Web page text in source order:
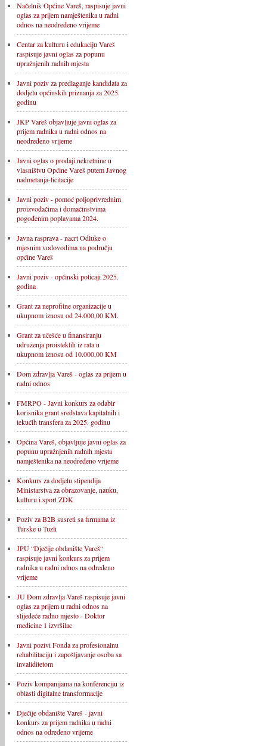
Načelnik Općine Vareš, raspisuje javni
oglas za prijem namještenika u radni
odnos na neodređeno vrijeme
Centar za kulturu i edukaciju Vareš
raspisuje javni oglas za popunu
upražnjenih radnih mjesta
Javni poziv za predlaganje kandidata za
dodjelu općinskih priznanja za 2025.
godinu
JKP Vareš objavljuje javni oglas za
prijem radnika u radni odnos na
neodređeno vrijeme
Javni oglas o prodaji nekretnine u
vlasništvu Općine Vareš putem Javnog
nadmetanja-licitacije
Javni poziv - pomoć poljoprivrednim
proizvođačima i domaćinstvima
pogođenim poplavama 2024.
Javna rasprava - nacrt Odluke o
mjesnim vodovodima na području
općine Vareš
Javni poziv - općinski poticaji 2025.
godina
Grant za neprofitne organizacije u
ukupnom iznosu od 24.000,00 KM.
Grant za učešće u finansiranju
udruženja proisteklih iz rata u
ukupnom iznosu od 10.000,00 KM
Dom zdravlja Vareš - oglas za prijem u
radni odnos
FMRPO - Javni konkurs za odabir
korisnika grant sredstava kapitalnih i
tekućih transfera za 2025. godinu
Općina Vareš, objavljuje javni oglas za
popunu upražnjenih radnih mjesta
namještenika na neodređeno vrijeme
Konkurs za dodjelu stipendija
Ministarstva za obrazovanje, nauku,
kulturu i sport ZDK
Poziv za B2B susreti sa firmama iz
Turske u Tuzli
JPU “Dječije obdanište Vareš“
raspisuje javni konkurs za prijem
radnika u radni odnos na određeno
vrijeme
JU Dom zdravlja Vareš raspisuje javni
oglas za prijem u radni odnos na
slijedeće radno mjesto - Doktor
medicine 1 izvršilac
Javni pozivi Fonda za profesionalnu
rehabilitaciju i zapošljavanje osoba sa
invaliditetom
Poziv kompanijama na konferenciju iz
oblasti digitalne transformacije
Dječije obdanište Vareš - javni
konkurs za prijem radnika u radni
odnos na određeno vrijeme